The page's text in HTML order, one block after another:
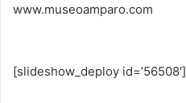
www.museoamparo.com
[slideshow_deploy id=’56508′]